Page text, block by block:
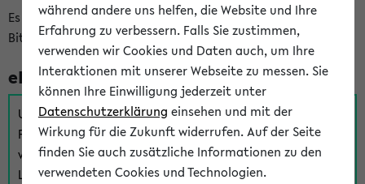
Es gibt mehrere Möglichkeiten zur Anmeldung am eKVV.
Bitte wählen Sie die für Sie richtige aus:
eKVV für Studierende
Um sich einen Stundenplan zu erstellen und alle weiteren
Funktionen des eKVVs für Studierende zu nutzen,
verwenden Sie diesen Link zur Anmeldung über Ihr Uni
Login:
während andere uns helfen, die Website und Ihre
Erfahrung zu verbessern. Falls Sie zustimmen,
verwenden wir Cookies und Daten auch, um Ihre
Interaktionen mit unserer Webseite zu messen. Sie
können Ihre Einwilligung jederzeit unter
Datenschutzerklärung einsehen und mit der
Wirkung für die Zukunft widerrufen. Auf der Seite
finden Sie auch zusätzliche Informationen zu den
verwendeten Cookies und Technologien.